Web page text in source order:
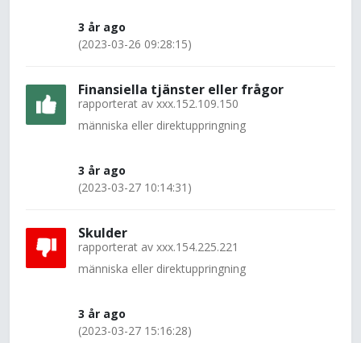
3 år ago
(2023-03-26 09:28:15)
Finansiella tjänster eller frågor
rapporterat av xxx.152.109.150
människa eller direktuppringning
3 år ago
(2023-03-27 10:14:31)
Skulder
rapporterat av xxx.154.225.221
människa eller direktuppringning
3 år ago
(2023-03-27 15:16:28)